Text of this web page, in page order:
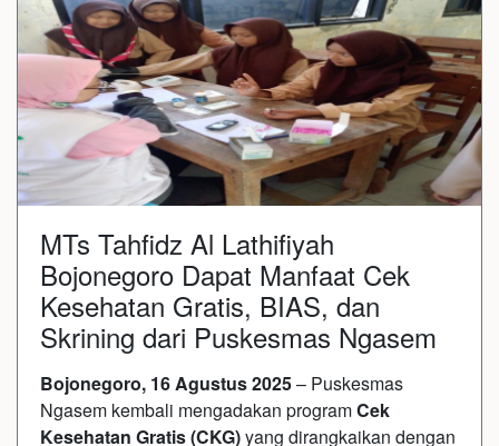
MTs Tahfidz Al Lathifiyah
Bojonegoro Dapat Manfaat Cek
Kesehatan Gratis, BIAS, dan
Skrining dari Puskesmas Ngasem
Bojonegoro, 16 Agustus 2025– Puskesmas
Ngasem kembali mengadakan programCek
Kesehatan Gratis (CKG)yang dirangkaikan dengan